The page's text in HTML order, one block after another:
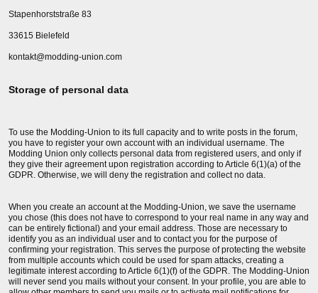
Stapenhorststraße 83
33615 Bielefeld
kontakt@modding-union.com
Storage of personal data
To use the Modding-Union to its full capacity and to write posts in the forum,
you have to register your own account with an individual username. The
Modding Union only collects personal data from registered users, and only if
they give their agreement upon registration according to Article 6(1)(a) of the
GDPR. Otherwise, we will deny the registration and collect no data.
When you create an account at the Modding-Union, we save the username
you chose (this does not have to correspond to your real name in any way and
can be entirely fictional) and your email address. Those are necessary to
identify you as an individual user and to contact you for the purpose of
confirming your registration. This serves the purpose of protecting the website
from multiple accounts which could be used for spam attacks, creating a
legitimate interest according to Article 6(1)(f) of the GDPR. The Modding-Union
will never send you mails without your consent. In your profile, you are able to